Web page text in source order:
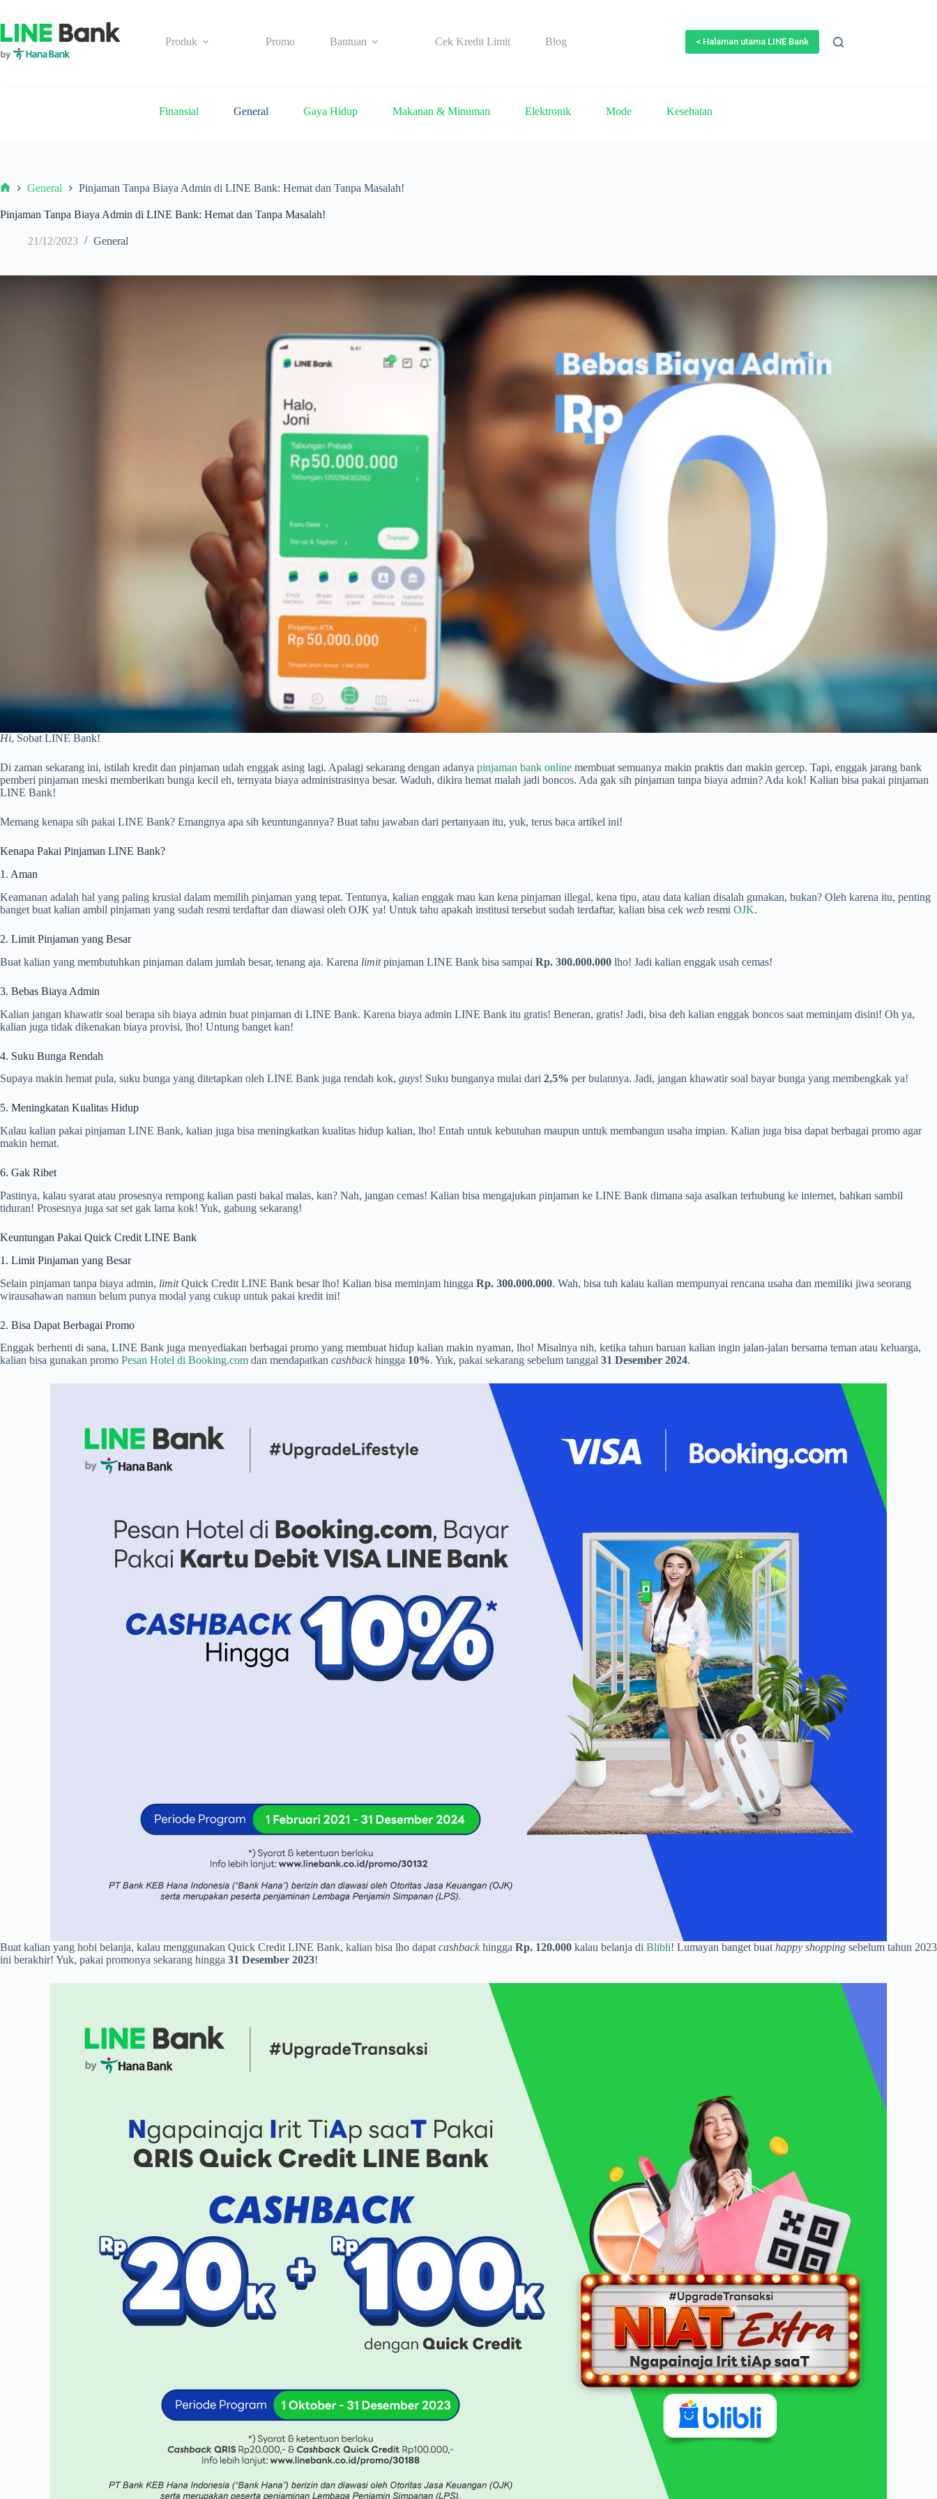
content
Produk
Promo Bantuan Cek Kredit Limit Blog < Halaman utama LINE Bank
Finansial General Gaya Hidup Makanan & Minuman Elektronik Mode Kesehatan
General Pinjaman Tanpa Biaya Admin di LINE Bank: Hemat dan Tanpa Masalah!
Pinjaman Tanpa Biaya Admin di LINE Bank: Hemat dan Tanpa Masalah!
21/12/2023 General
Hi, Sobat LINE Bank!
Di zaman sekarang ini, istilah kredit dan pinjaman udah enggak asing lagi. Apalagi sekarang dengan adanya pinjaman bank online membuat semuanya makin praktis dan makin gercep. Tapi, enggak jarang bank
pemberi pinjaman meski memberikan bunga kecil eh, ternyata biaya administrasinya besar. Waduh, dikira hemat malah jadi boncos. Ada gak sih pinjaman tanpa biaya admin? Ada kok! Kalian bisa pakai pinjaman
LINE Bank!
Memang kenapa sih pakai LINE Bank? Emangnya apa sih keuntungannya? Buat tahu jawaban dari pertanyaan itu, yuk, terus baca artikel ini!
Kenapa Pakai Pinjaman LINE Bank?
1. Aman
Keamanan adalah hal yang paling krusial dalam memilih pinjaman yang tepat. Tentunya, kalian enggak mau kan kena pinjaman illegal, kena tipu, atau data kalian disalah gunakan, bukan? Oleh karena itu, penting
banget buat kalian ambil pinjaman yang sudah resmi terdaftar dan diawasi oleh OJK ya! Untuk tahu apakah institusi tersebut sudah terdaftar, kalian bisa cek web resmi OJK.
2. Limit Pinjaman yang Besar
Buat kalian yang membutuhkan pinjaman dalam jumlah besar, tenang aja. Karena limitpinjaman LINE Bank bisa sampai Rp. 300.000.000 lho! Jadi kalian enggak usah cemas!
3. Bebas Biaya Admin
Kalian jangan khawatir soal berapa sih biaya admin buat pinjaman di LINE Bank. Karena biaya admin LINE Bank itu gratis! Beneran, gratis! Jadi, bisa deh kalian enggak boncos saat meminjam disini! Oh ya,
kalian juga tidak dikenakan biaya provisi, lho! Untung banget kan!
4. Suku Bunga Rendah
Supaya makin hemat pula, suku bunga yang ditetapkan oleh LINE Bank juga rendah kok, guys! Suku bunganya mulai dari 2,5% per bulannya. Jadi, jangan khawatir soal bayar bunga yang membengkak ya!
5. Meningkatan Kualitas Hidup
Kalau kalian pakai pinjaman LINE Bank, kalian juga bisa meningkatkan kualitas hidup kalian, lho! Entah untuk kebutuhan maupun untuk membangun usaha impian. Kalian juga bisa dapat berbagai promo agar
makin hemat.
6. Gak Ribet
Pastinya, kalau syarat atau prosesnya rempong kalian pasti bakal malas, kan? Nah, jangan cemas! Kalian bisa mengajukan pinjaman ke LINE Bank dimana saja asalkan terhubung ke internet, bahkan sambil
tiduran! Prosesnya juga sat set gak lama kok! Yuk, gabung sekarang!
Keuntungan Pakai Quick Credit LINE Bank
1. Limit Pinjaman yang Besar
Selain pinjaman tanpa biaya admin, limitQuick Credit LINE Bank besar lho! Kalian bisa meminjam hingga Rp. 300.000.000. Wah, bisa tuh kalau kalian mempunyai rencana usaha dan memiliki jiwa seorang
wirausahawan namun belum punya modal yang cukup untuk pakai kredit ini!
2. Bisa Dapat Berbagai Promo
Enggak berhenti di sana, LINE Bank juga menyediakan berbagai promo yang membuat hidup kalian makin nyaman, lho! Misalnya nih, ketika tahun baruan kalian ingin jalan-jalan bersama teman atau keluarga,
kalian bisa gunakan promo Pesan Hotel di Booking.com dan mendapatkan cashback hingga 10%. Yuk, pakai sekarang sebelum tanggal 31 Desember 2024.
Buat kalian yang hobi belanja, kalau menggunakan Quick Credit LINE Bank, kalian bisa lho dapat cashback hingga Rp. 120.000 kalau belanja di Blibli! Lumayan banget buat happy shopping sebelum tahun 2023
ini berakhir! Yuk, pakai promonya sekarang hingga 31 Desember 2023!